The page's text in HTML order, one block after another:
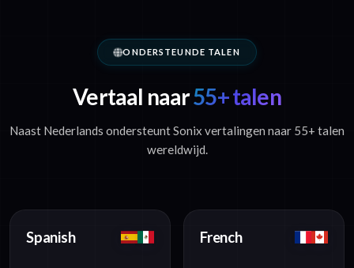
ONDERSTEUNDE TALEN
Vertaal naar55+ talen
Naast Nederlands ondersteunt Sonix vertalingen naar 55+ talen
wereldwijd.
Spanish French